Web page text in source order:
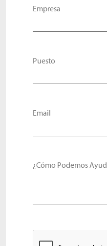
Empresa
Puesto
Email
¿Cómo Podemos